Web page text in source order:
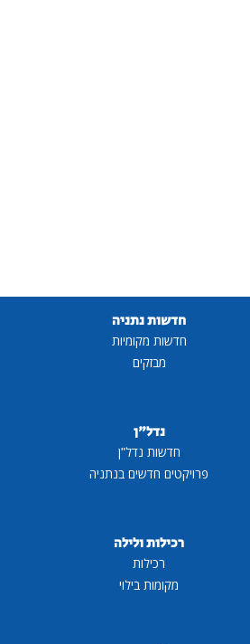
חדשות נתניה
חדשות מקומיות
מבזקים
נדל"ן
חדשות נדל"ן
פרויקטים חדשים בנתניה
רכילות ולילה
רכילות
מקומות בילוי